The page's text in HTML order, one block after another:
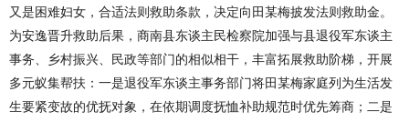
又是困难妇女，合适法则救助条款，决定向田某梅披发法则救助金。
为安逸晋升救助后果，商南县东谈主民检察院加强与县退役军东谈主
事务、乡村振兴、民政等部门的相似相干，丰富拓展救助阶梯，开展
多元蚁集帮扶：一是退役军东谈主事务部门将田某梅家庭列为生活发
生要紧变故的优抚对象，在依期调度抚恤补助规范时优先筹商；二是